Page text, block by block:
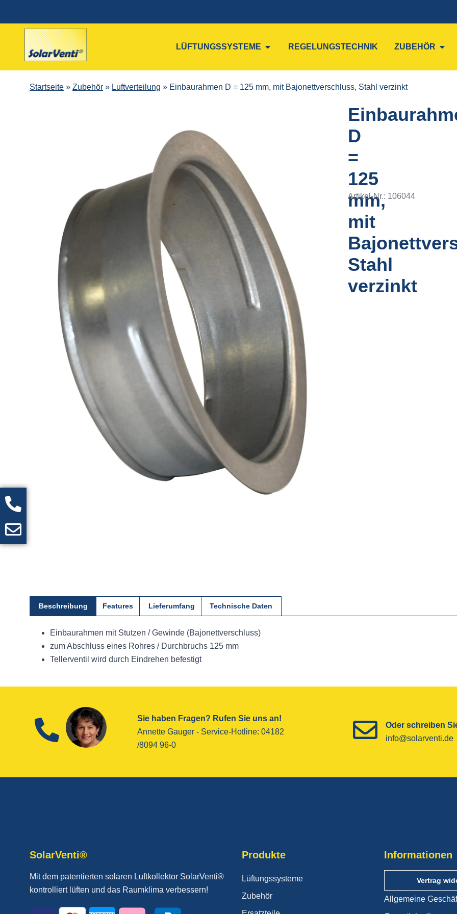
LÜFTUNGSSYSTEME REGELUNGSTECHNIK ZUBEHÖR
Startseite » Zubehör » Luftverteilung » Einbaurahmen D = 125 mm, mit Bajonettverschluss, Stahl verzinkt
D
=
125
mm,
mit
Stahl
verzinkt
Artikel-Nr.: 106044
Beschreibung Features Lieferumfang Technische Daten
Einbaurahmen mit Stutzen / Gewinde (Bajonettverschluss)
zum Abschluss eines Rohres / Durchbruchs 125 mm
Tellerventil wird durch Eindrehen befestigt
Sie haben Fragen? Rufen Sie uns an!
Annette Gauger - ­Service-Hotline­: 04182
/8094 96-0
Oder schreiben
info@solarventi.de
SolarVenti®
Mit dem patentierten solaren Luftkollektor SolarVenti®
kontrolliert lüften und das Raumklima verbessern!
Produkte
Lüftungssysteme
Zubehör
Informationen
Vertrag
Allgemeine